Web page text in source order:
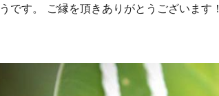
です。 ご縁を頂きありがとうございます！